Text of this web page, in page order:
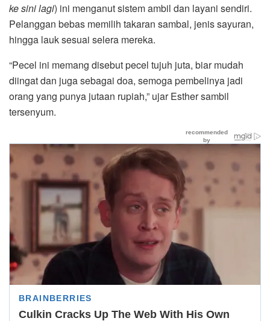
ke sini lagi) ini menganut sistem ambil dan layani sendiri.
Pelanggan bebas memilih takaran sambal, jenis sayuran,
hingga lauk sesuai selera mereka.
“Pecel ini memang disebut pecel tujuh juta, biar mudah
diingat dan juga sebagai doa, semoga pembelinya jadi
orang yang punya jutaan rupiah,” ujar Esther sambil
tersenyum.